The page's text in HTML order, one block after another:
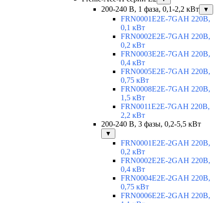
200-240 В, 1 фаза, 0,1-2,2 кВт ▼
FRN0001E2E-7GAH 220В,
0,1 кВт
FRN0002E2E-7GAH 220В,
0,2 кВт
FRN0003E2E-7GAH 220В,
0,4 кВт
FRN0005E2E-7GAH 220В,
0,75 кВт
FRN0008E2E-7GAH 220В,
1,5 кВт
FRN0011E2E-7GAH 220В,
2,2 кВт
200-240 В, 3 фазы, 0,2-5,5 кВт
▼
FRN0001E2E-2GAH 220В,
0,2 кВт
FRN0002E2E-2GAH 220В,
0,4 кВт
FRN0004E2E-2GAH 220В,
0,75 кВт
FRN0006E2E-2GAH 220В,